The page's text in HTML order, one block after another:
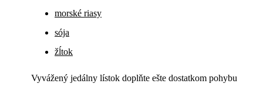
morské riasy
sója
žĺtok
Vyvážený jedálny lístok doplňte ešte dostatkom pohybu